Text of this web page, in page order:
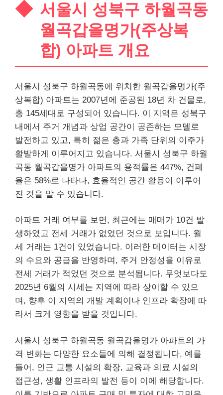
서울시 성북구 하월곡동
월곡갑을명가(주상복
합) 아파트 개요
서울시 성북구 하월곡동에 위치한 월곡갑을명가(주
상복합) 아파트는 2007년에 준공된 18년 차 건물로,
총 145세대로 구성되어 있습니다. 이 지역은 성북구
내에서 주거 개념과 상업 공간이 공존하는 모델로
발전하고 있고, 특히 젊은 층과 가족 단위의 이주가
활발하게 이루어지고 있습니다. 서울시 성북구 하월
곡동 월곡갑을명가 아파트의 용적률은 447%, 건폐
율은 58%로 나타나, 효율적인 공간 활용이 이루어
진 것을 알 수 있습니다.
아파트 거래 여부를 보면, 최근에는 매매가 10건 발
생하였고 전세 거래가 없었던 것으로 보입니다. 월
세 거래는 1건이 있었습니다. 이러한 데이터는 시장
의 수요와 공급을 반영하며, 주거 안정성을 이유로
전세 거래가 적었던 것으로 분석됩니다. 무엇보다도
2025년 6월의 시세는 지역에 따라 상이할 수 있으
며, 향후 이 지역의 개발 계획이나 인프라 확장에 따
라서 크게 영향을 받을 것입니다.
서울시 성북구 하월곡동 월곡갑을명가 아파트의 가
격 변화는 다양한 요소들에 의해 결정됩니다. 예를
들어, 인근 교통 시설의 확장, 교육과 의료 시설의
접근성, 생활 인프라의 발전 등이 이에 해당합니다.